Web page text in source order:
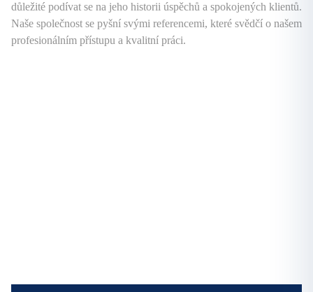
důležité podívat se na jeho historii úspěchů a spokojených klientů.
Naše společnost se pyšní svými referencemi, které svědčí o našem
profesionálním přístupu a kvalitní práci.